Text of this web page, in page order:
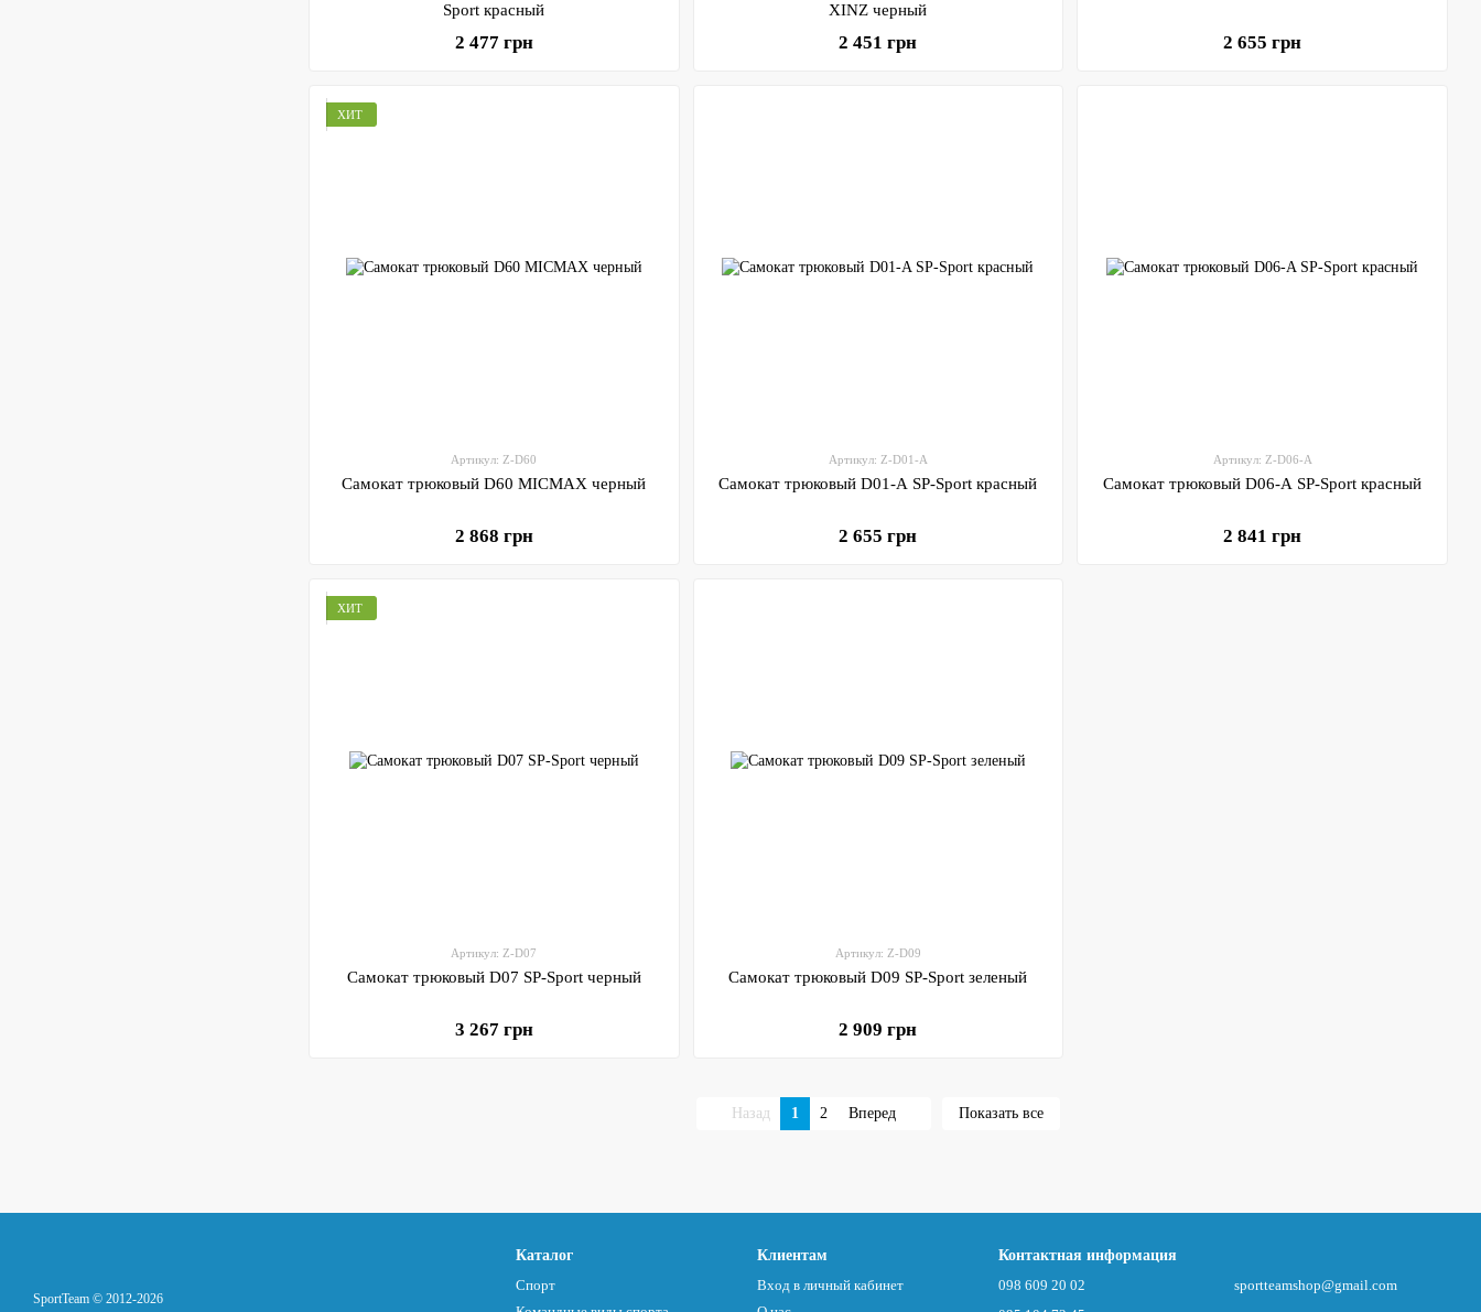
Sport красный
2 477 грн
XINZ черный
2 451 грн 2 655 грн
ХИТ
Артикул: Z-D60
Самокат трюковый D60 MICMAX черный
2 868 грн
Артикул: Z-D01-A
Самокат трюковый D01-A SP-Sport красный
2 655 грн
Артикул: Z-D06-A
Самокат трюковый D06-A SP-Sport красный
2 841 грн
ХИТ
Артикул: Z-D07
Самокат трюковый D07 SP-Sport черный
3 267 грн
Артикул: Z-D09
Самокат трюковый D09 SP-Sport зеленый
2 909 грн
Назад 1 2 Вперед Показать все
SportTeam © 2012-2026
Каталог
Спорт
Клиентам
Вход в личный кабинет
Контактная информация
098 609 20 02
sportteamshop@gmail.com